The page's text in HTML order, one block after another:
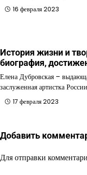
16 февраля 2023
История жизни и
биография,
Елена Дубровская –
заслуженная артистка
17 февраля 2023
Добавить
Для отправки